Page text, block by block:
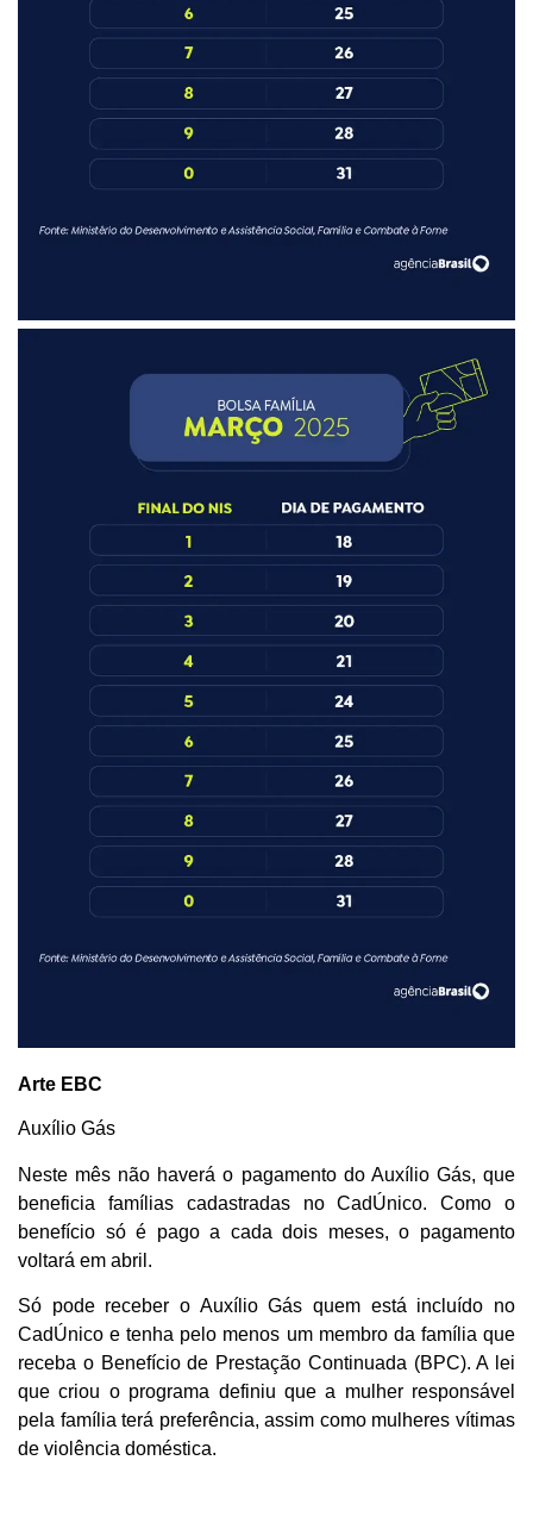
Arte EBC
Auxílio Gás
Neste mês não haverá o pagamento do Auxílio Gás, que
beneficia famílias cadastradas no CadÚnico. Como o
benefício só é pago a cada dois meses, o pagamento
voltará em abril.
Só pode receber o Auxílio Gás quem está incluído no
CadÚnico e tenha pelo menos um membro da família que
receba o Benefício de Prestação Continuada (BPC). A lei
que criou o programa definiu que a mulher responsável
pela família terá preferência, assim como mulheres vítimas
de violência doméstica.